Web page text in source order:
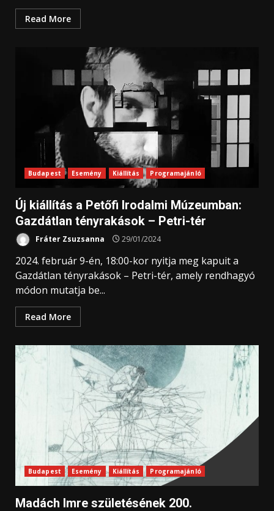
Read More
Budapest Esemény Kiállítás Programajánló
Új kiállítás a Petőfi Irodalmi Múzeumban:
Gazdátlan tényrakások – Petri-tér
Fráter Zsuzsanna 29/01/2024
2024. február 9-én, 18:00-kor nyitja meg kapuit a
Gazdátlan tényrakások – Petri-tér, amely rendhagyó
módon mutatja be...
Read More
Budapest Esemény Kiállítás Programajánló
Madách Imre születésének 200.